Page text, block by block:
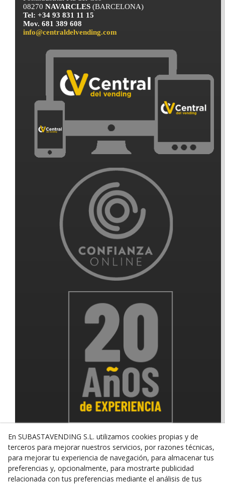
08270NAVARCLES(BARCELONA)
Tel: +34 93 831 11 15
Mov. 681 389 608
info@centraldelvending.com
© 08/2026 SUBASTAVENDING SL - Todos los derechos
reservados.
En SUBASTAVENDING S.L. utilizamos cookies propias y de
terceros para mejorar nuestros servicios, por razones técnicas,
para mejorar tu experiencia de navegación, para almacenar tus
preferencias y, opcionalmente, para mostrarte publicidad
relacionada con tus preferencias mediante el análisis de tus